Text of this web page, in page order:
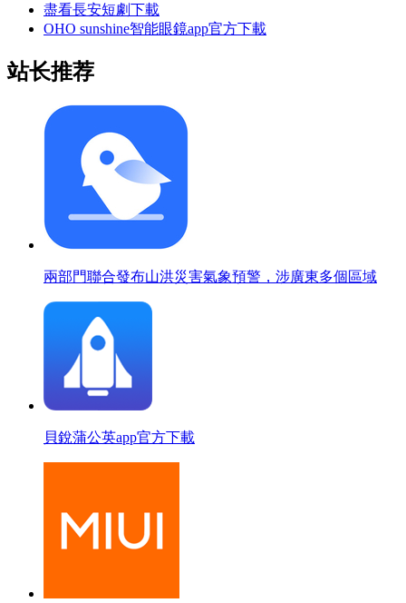
盡看長安短劇下載
OHO sunshine智能眼鏡app官方下載
站长推荐
兩部門聯合發布山洪災害氣象預警，涉廣東多個區域
貝銳蒲公英app官方下載